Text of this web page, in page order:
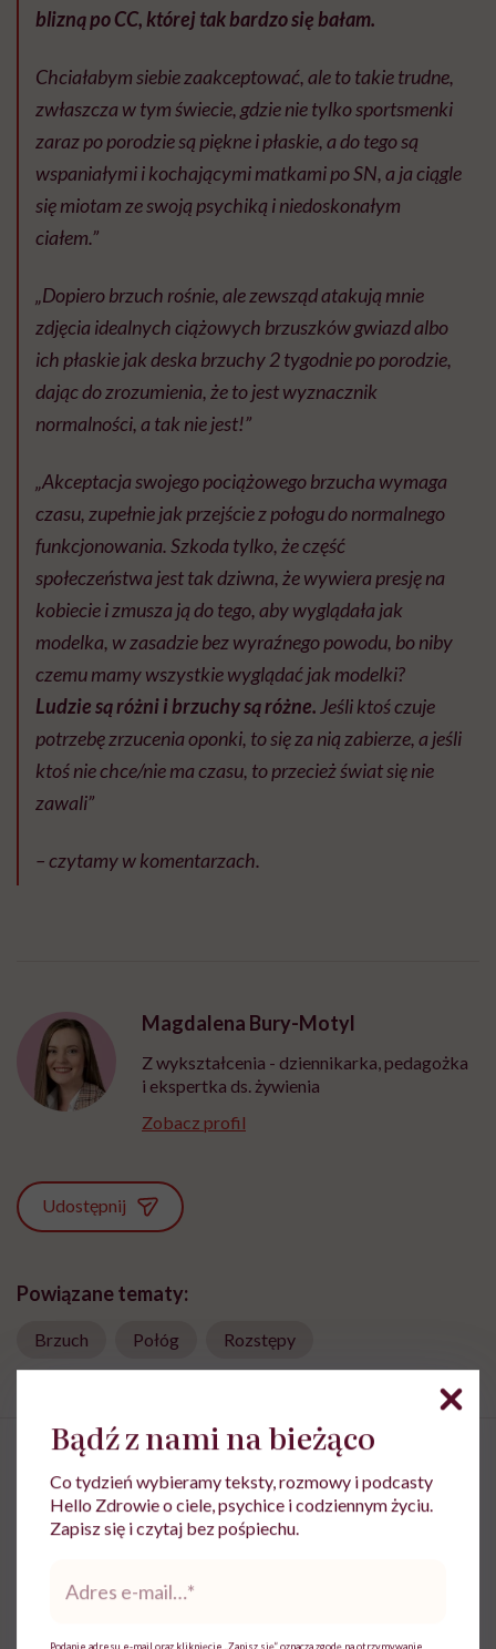
blizną po CC, której tak bardzo się bałam.
Chciałabym siebie zaakceptować, ale to takie trudne,
zwłaszcza w tym świecie, gdzie nie tylko sportsmenki
zaraz po porodzie są piękne i płaskie, a do tego są
wspaniałymi i kochającymi matkami po SN, a ja ciągle
się miotam ze swoją psychiką i niedoskonałym
ciałem.”
„Dopiero brzuch rośnie, ale zewsząd atakują mnie
zdjęcia idealnych ciążowych brzuszków gwiazd albo
ich płaskie jak deska brzuchy 2 tygodnie po porodzie,
dając do zrozumienia, że to jest wyznacznik
normalności, a tak nie jest!”
„Akceptacja swojego pociążowego brzucha wymaga
czasu, zupełnie jak przejście z połogu do normalnego
funkcjonowania. Szkoda tylko, że część
społeczeństwa jest tak dziwna, że wywiera presję na
kobiecie i zmusza ją do tego, aby wyglądała jak
modelka, w zasadzie bez wyraźnego powodu, bo niby
czemu mamy wszystkie wyglądać jak modelki?
Ludzie są różni i brzuchy są różne. Jeśli ktoś czuje
potrzebę zrzucenia oponki, to się za nią zabierze, a jeśli
ktoś nie chce/nie ma czasu, to przecież świat się nie
zawali”
–czytamy w komentarzach.
Magdalena Bury-Motyl
Z wykształcenia - dziennikarka, pedagożka
i ekspertka ds. żywienia
Zobacz profil
Udostępnij
Powiązane tematy:
Brzuch Połóg Rozstępy
Dr n. med. Magdalena Ziętara:
normy. Ono tworzy nową
Bądź z nami na bieżąco
Co tydzień wybieramy teksty, rozmowy i podcasty
Hello Zdrowie o ciele, psychice i codziennym życiu.
Zapisz się i czytaj bez pośpiechu.
mail*
Podanie adresu e-mail oraz kliknięcie „Zapisz się” oznacza zgodę na otrzymywanie